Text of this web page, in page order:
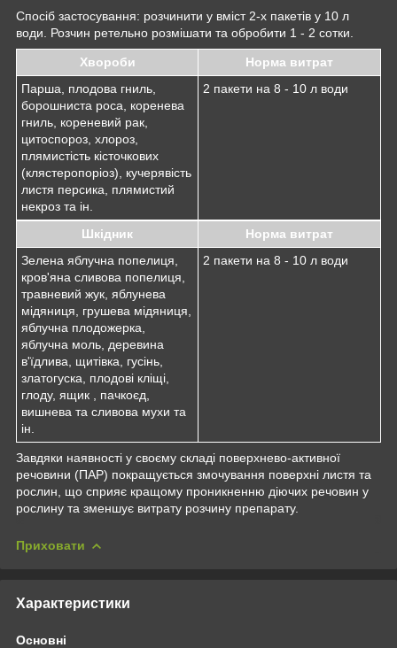
Спосіб застосування: розчинити у вміст 2-х пакетів у 10 л
води. Розчин ретельно розмішати та обробити 1 - 2 сотки.
Хвороби
Норма витрат
Парша, плодова гниль,
борошниста роса, коренева
гниль, кореневий рак,
цитоспороз, хлороз,
плямистість кісточкових
(клястеропоріоз), кучерявість
листя персика, плямистий
некроз та ін.
2 пакети на 8 - 10 л води
Шкідник
Норма витрат
Зелена яблучна попелиця,
кров'яна сливова попелиця,
травневий жук, яблунева
мідяниця, грушева мідяниця,
яблучна плодожерка,
яблучна моль, деревина
в'їдлива, щитівка, гусінь,
златогуска, плодові кліщі,
глоду, ящик , пачкоєд,
вишнева та сливова мухи та
ін.
2 пакети на 8 - 10 л води
Завдяки наявності у своєму складі поверхнево-активної
речовини (ПАР) покращується змочування поверхні листя та
рослин, що сприяє кращому проникненню діючих речовин у
рослину та зменшує витрату розчину препарату.
Приховати
Характеристики
Основні